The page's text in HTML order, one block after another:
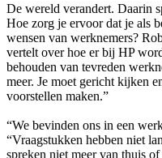
De wereld verandert. Daarin
Hoe zorg je ervoor dat je als
wensen van werknemers?
vertelt over hoe er bij HP
behouden van tevreden
meer. Je moet gericht kijken
voorstellen maken.”
“We bevinden ons in een
“Vraagstukken hebben niet
spreken niet meer van thuis